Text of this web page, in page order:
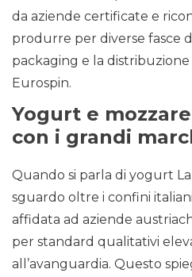
da aziende certificate e
produrre per diverse fasce
packaging e la
Eurospin.
Yogurt e
con i grandi
Quando si parla di yogurt
sguardo oltre i confini
affidata ad aziende
per standard qualitativi
all’avanguardia. Questo